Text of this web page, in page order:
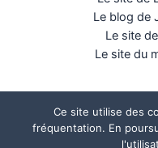
Le blog de
Le site
Le site du
Ce site utilise des
fréquentation. En